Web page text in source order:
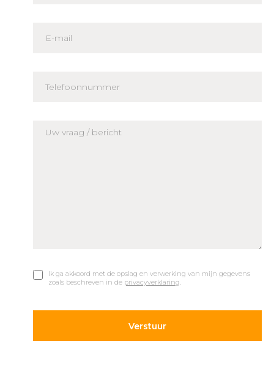
Ik ga akkoord met de opslag en verwerking van mijn gegevens
zoals beschreven in de privacyverklaring